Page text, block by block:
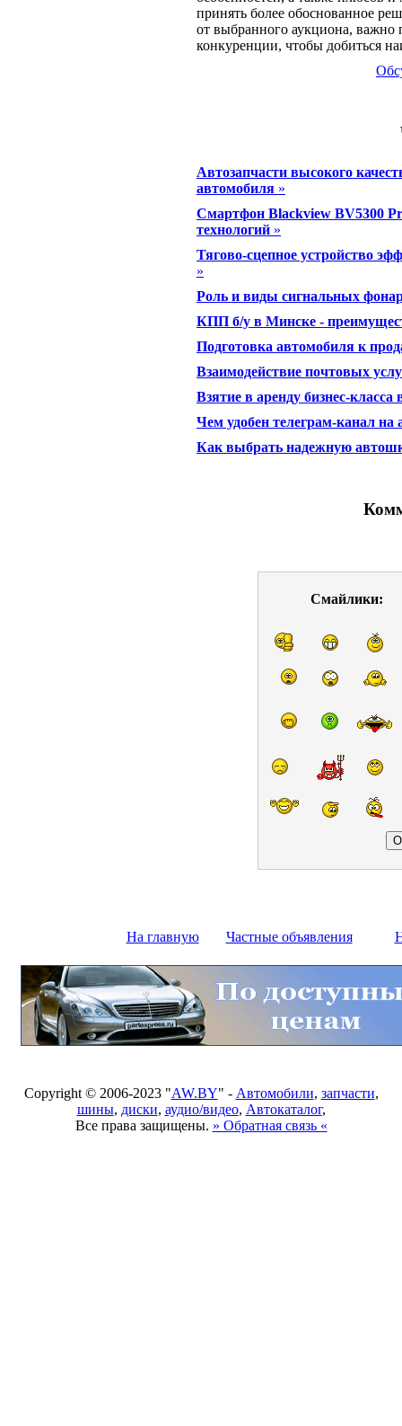
принять более обоснованное
от выбранного аукциона, важно
конкуренции, чтобы добиться
Автозапчасти высокого
автомобиля »
Смартфон Blackview BV5300
технологий »
Тягово-сцепное устройство
»
Роль и виды сигнальных
КПП б/у в Минске -
Подготовка автомобиля к
Взаимодействие почтовых
Взятие в аренду бизнес-класса
Чем удобен телеграм-канал
Как выбрать надежную
Смайлики:
На главную Частные объявления
Copyright © 2006-2023 "AW.BY" - Автомобили, запчасти,
шины, диски, аудио/видео, Автокаталог,
Все права защищены. » Обратная связь «